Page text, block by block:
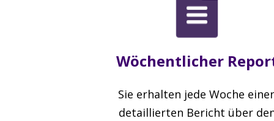
Wöchentlicher
Sie erhalten jede Woche
detaillierten Bericht über